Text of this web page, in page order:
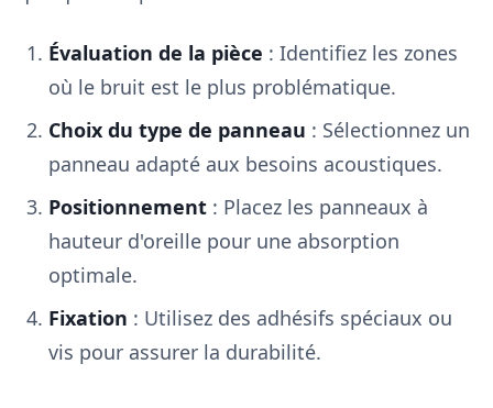
Évaluation de la pièce : Identifiez les zones
où le bruit est le plus problématique.
Choix du type de panneau : Sélectionnez un
panneau adapté aux besoins acoustiques.
Positionnement : Placez les panneaux à
hauteur d'oreille pour une absorption
optimale.
Fixation : Utilisez des adhésifs spéciaux ou
vis pour assurer la durabilité.